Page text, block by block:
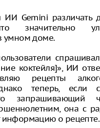
ИИ Gemini различать
значительно
умном доме.
коктейля]», ИИ
рецепты
теперь, если
запрашивающий
она с
информацию о рецепте.